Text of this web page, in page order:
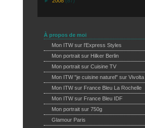
À propos de moi
Mon ITW sur l'Express Styles
Mon portrait sur Hilker Berlin
Mon portrait sur Cuisine TV
Mon ITW "je cuisine naturel" sur Vivolta
Mon ITW sur France Bleu La Rochelle
Mon ITW sur France Bleu IDF
Mon portrait sur 750g
Glamour Paris